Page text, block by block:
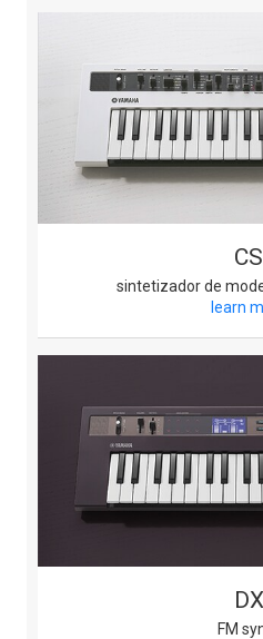
CS
sintetizador de
learn
DX
FM